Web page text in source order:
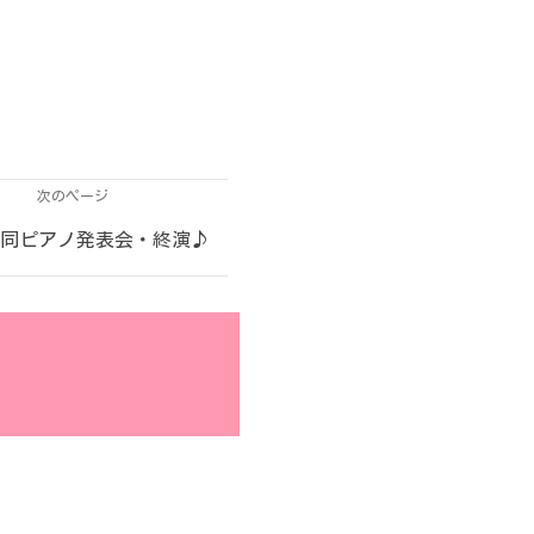
次のページ
ピアノ発表会・終演♪